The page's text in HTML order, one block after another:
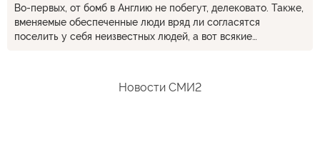
Во-первых, от бомб в Англию не побегут, делековато. Также,
вменяемые обеспеченные люди вряд ли согласятся
поселить у себя неизвестных людей, а вот всякие
Новости СМИ2